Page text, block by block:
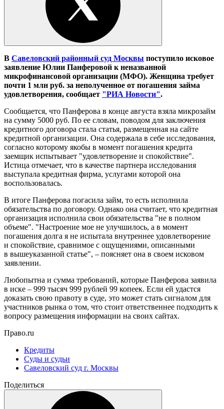
В Савеловский районный суд Москвы поступило исковое
заявление Юлии Панферовой к неназванной
микрофинансовой организации (МФО). Женщина требует
почти 1 млн руб. за неполученное от погашения займа
удовлетворения, сообщает "РИА Новости".
Сообщается, что Панферова в конце августа взяла микрозайм
на сумму 5000 руб. По ее словам, поводом для заключения
кредитного договора стала статья, размещенная на сайте
кредитной организации. Она содержала в себе исследования,
согласно которому якобы в момент погашения кредита
заемщик испытывает "удовлетворение и спокойствие".
Истица отмечает, что в качестве партнера исследования
выступала кредитная фирма, услугами которой она
воспользовалась.
В итоге Панферова погасила займ, то есть исполнила
обязательства по договору. Однако она считает, что кредитная
организация исполнила свои обязательства "не в полном
объеме". "Настроение мое не улучшилось, а в момент
погашения долга я не испытала внутреннее удовлетворение
и спокойствие, сравнимое с ощущениями, описанными
в вышеуказанной статье", – поясняет она в своем исковом
заявлении.
Любопытна и сумма требований, которые Панферова заявила
в иске – 999 тысяч 999 рублей 99 копеек. Если ей удастся
доказать свою правоту в суде, это может стать сигналом для
участников рынка о том, что стоит ответственнее подходить к
вопросу размещения информации на своих сайтах.
Право.ru
Кредиты
Суды и судьи
Савеловский суд г. Москвы
Поделиться